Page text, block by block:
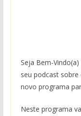
Seja Bem-
seu podcast
novo programa
Neste programa